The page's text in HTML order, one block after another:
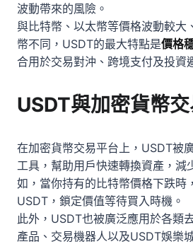
波動帶來的風險。
與比特幣、以太幣等價格波動較大
幣不同，USDT的最大特點是價格
合用於交易對沖、跨境支付及投資
USDT與加密貨幣
在加密貨幣交易平台上，USDT被
工具，幫助用戶快速轉換資產，減
如，當你持有的比特幣價格下跌時
USDT，鎖定價值等待買入時機。
此外，USDT也被廣泛應用於各類
產品、交易機器人以及USDT娛樂